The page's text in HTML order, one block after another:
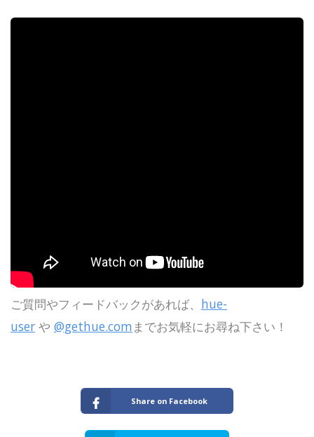
ご質問やフィードバックがあれば、 hue-
user や @gethue.com までお気軽にお尋ね下さい！
Share on Facebook